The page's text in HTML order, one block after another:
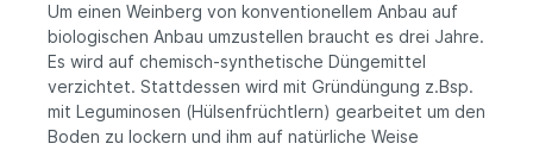
Um einen Weinberg von konventionellem Anbau auf
biologischen Anbau umzustellen braucht es drei Jahre.
Es wird auf chemisch-synthetische Düngemittel
verzichtet. Stattdessen wird mit Gründüngung z.Bsp.
mit Leguminosen (Hülsenfrüchtlern) gearbeitet um den
Boden zu lockern und ihm auf natürliche Weise